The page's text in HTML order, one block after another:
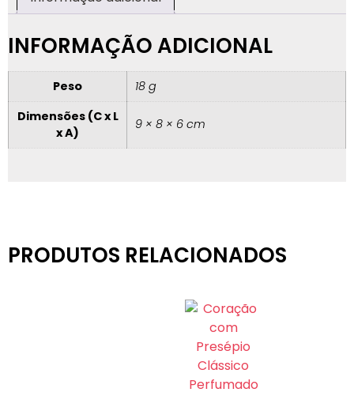
INFORMAÇÃO ADICIONAL
Peso
18 g
Dimensões (C x L
x A)
9 × 8 × 6 cm
PRODUTOS RELACIONADOS